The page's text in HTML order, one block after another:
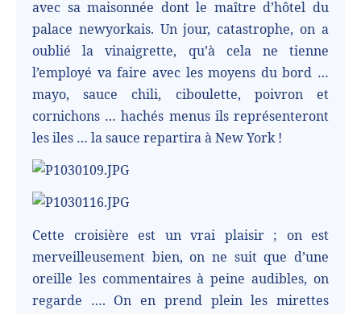
avec sa maisonnée dont le maître d’hôtel du
palace newyorkais. Un jour, catastrophe, on a
oublié la vinaigrette, qu’à cela ne tienne
l’employé va faire avec les moyens du bord …
mayo, sauce chili, ciboulette, poivron et
cornichons … hachés menus ils représenteront
les iles … la sauce repartira à New York !
Cette croisière est un vrai plaisir ; on est
merveilleusement bien, on ne suit que d’une
oreille les commentaires à peine audibles, on
regarde …. On en prend plein les mirettes